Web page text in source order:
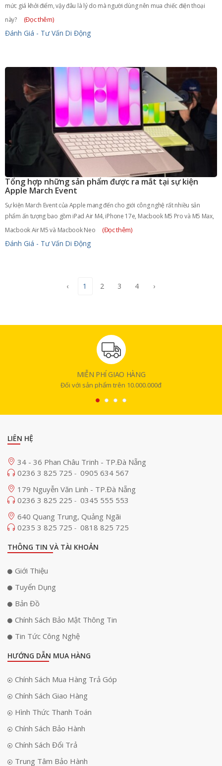
mức giá khởi điểm, vậy đâu là lý do mà người dùng nên mua chiếc điện thoại
này?
(Đọc thêm)
Đánh Giá - Tư Vấn Di Động
Tổng hợp những sản phẩm được ra mắt tại sự kiện
Apple March Event
Sự kiện March Event của Apple mang đến cho giới công nghệ rất nhiều sản
phẩm ấn tượng bao gồm iPad Air M4, iPhone 17e, Macbook M5 Pro và M5 Max,
Macbook Air M5 và Macbook Neo
(Đọc thêm)
Đánh Giá - Tư Vấn Di Động
‹ 1 2 3 4 ›
MIỄN PHÍ GIAO HÀNG
Đối với sản phẩm trên 10.000.000đ
LIÊN HỆ
34 - 36 Phan Châu Trinh - TP.Đà Nẵng
0236 3 825 725 - 0905 634 567
179 Nguyễn Văn Linh - TP.Đà Nẵng
0236 3 825 225 - 0345 555 553
640 Quang Trung, Quảng Ngãi
0235 3 825 725 - 0818 825 725
THÔNG TIN VÀ TÀI KHOẢN
Giới Thiệu
Tuyển Dụng
Bản Đồ
Chính Sách Bảo Mật Thông Tin
Tin Tức Công Nghệ
HƯỚNG DẪN MUA HÀNG
Chính Sách Mua Hàng Trả Góp
Chính Sách Giao Hàng
Hình Thức Thanh Toán
Chính Sách Bảo Hành
Chính Sách Đổi Trả
Trung Tâm Bảo Hành